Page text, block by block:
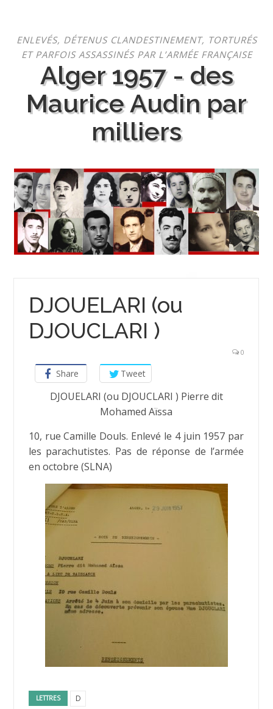
contenu
ENLEVÉS, DÉTENUS CLANDESTINEMENT, TORTURÉS
ET PARFOIS ASSASSINÉS PAR L’ARMÉE FRANÇAISE
Alger 1957 - des
Maurice Audin par
milliers
DJOUELARI (ou
DJOUCLARI )
0
Share Tweet
DJOUELARI (ou DJOUCLARI ) Pierre dit
Mohamed Aïssa
10, rue Camille Douls. Enlevé le 4 juin 1957 par
les parachutistes. Pas de réponse de l’armée
en octobre (SLNA)
LETTRES D